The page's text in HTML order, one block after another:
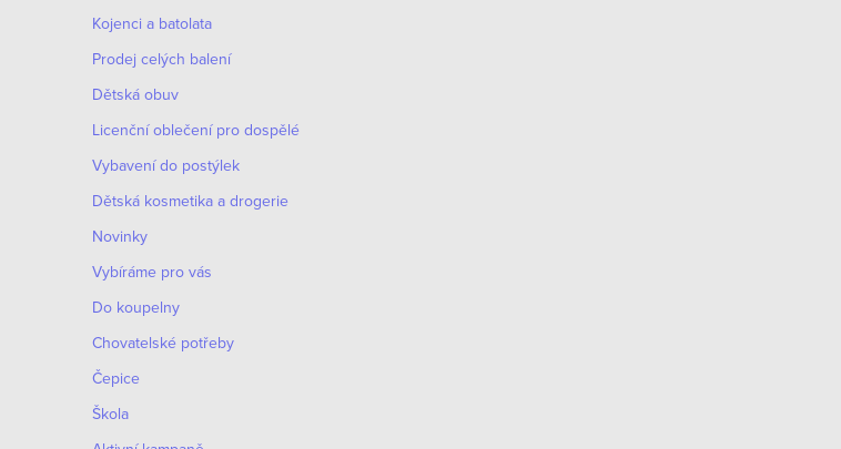
Kojenci a batolata
Prodej celých balení
Dětská obuv
Licenční oblečení pro dospělé
Vybavení do postýlek
Dětská kosmetika a drogerie
Novinky
Vybíráme pro vás
Do koupelny
Chovatelské potřeby
Čepice
Škola